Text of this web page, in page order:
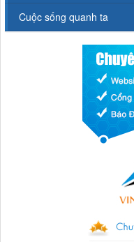
Cuộc sống quanh ta